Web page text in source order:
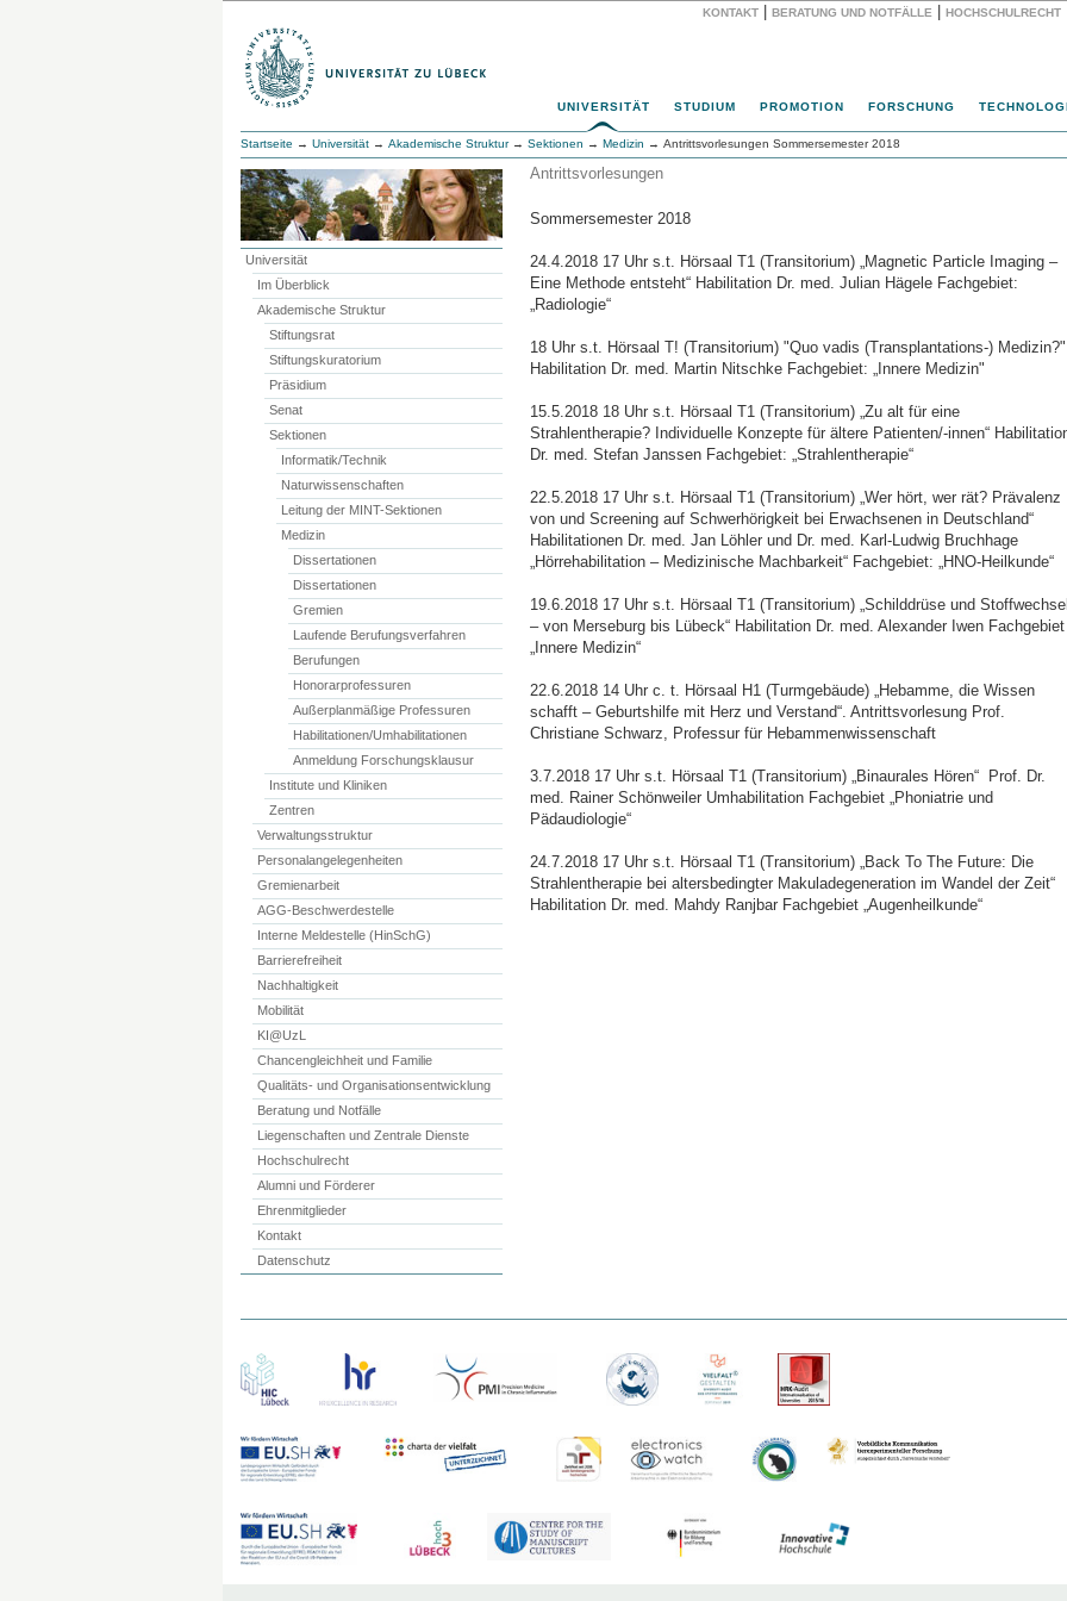
KONTAKT BERATUNG UND NOTFÄLLE HOCHSCHULRECHT
UNIVERSITÄT STUDIUM PROMOTION FORSCHUNG
Startseite → Universität → Akademische Struktur→ Sektionen → Medizin → Antrittsvorlesungen Sommersemester 2018
Universität
Im Überblick
Akademische Struktur
Stiftungsrat
Stiftungskuratorium
Präsidium
Senat
Sektionen
Informatik/Technik
Naturwissenschaften
Leitung der MINT-Sektionen
Medizin
Dissertationen
Dissertationen
Gremien
Laufende Berufungsverfahren
Berufungen
Honorarprofessuren
Außerplanmäßige Professuren
Habilitationen/Umhabilitationen
Anmeldung Forschungsklausur
Institute und Kliniken
Zentren
Verwaltungsstruktur
Personalangelegenheiten
Gremienarbeit
AGG-Beschwerdestelle
Interne Meldestelle (HinSchG)
Barrierefreiheit
Nachhaltigkeit
Mobilität
KI@UzL
Chancengleichheit und Familie
Qualitäts- und Organisationsentwicklung
Beratung und Notfälle
Liegenschaften und Zentrale Dienste
Hochschulrecht
Alumni und Förderer
Ehrenmitglieder
Kontakt
Datenschutz
Antrittsvorlesungen
Sommersemester 2018
24.4.2018 17 Uhr s.t. Hörsaal T1 (Transitorium) „Magnetic Particle Imaging –
Eine Methode entsteht“ Habilitation Dr. med. Julian Hägele Fachgebiet:
„Radiologie“
18 Uhr s.t. Hörsaal T! (Transitorium) "Quo vadis (Transplantations-) Medizin?"
Habilitation Dr. med. Martin Nitschke Fachgebiet: „Innere Medizin"
15.5.2018 18 Uhr s.t. Hörsaal T1 (Transitorium) „Zu alt für eine
Strahlentherapie? Individuelle Konzepte für ältere Patienten/-innen“
Dr. med. Stefan Janssen Fachgebiet: „Strahlentherapie“
22.5.2018 17 Uhr s.t. Hörsaal T1 (Transitorium) „Wer hört, wer rät? Prävalenz
von und Screening auf Schwerhörigkeit bei Erwachsenen in Deutschland“
Habilitationen Dr. med. Jan Löhler und Dr. med. Karl-Ludwig Bruchhage
„Hörrehabilitation – Medizinische Machbarkeit“ Fachgebiet: „HNO-Heilkunde“
19.6.2018 17 Uhr s.t. Hörsaal T1 (Transitorium) „Schilddrüse und
– von Merseburg bis Lübeck“ Habilitation Dr. med. Alexander Iwen Fachgebiet
„Innere Medizin“
22.6.2018 14 Uhr c. t. Hörsaal H1 (Turmgebäude) „Hebamme, die Wissen
schafft – Geburtshilfe mit Herz und Verstand“. Antrittsvorlesung Prof.
Christiane Schwarz, Professur für Hebammenwissenschaft
3.7.2018 17 Uhr s.t. Hörsaal T1 (Transitorium) „Binaurales Hören“ Prof. Dr.
med. Rainer Schönweiler Umhabilitation Fachgebiet „Phoniatrie und
Pädaudiologie“
24.7.2018 17 Uhr s.t. Hörsaal T1 (Transitorium) „Back To The Future: Die
Strahlentherapie bei altersbedingter Makuladegeneration im Wandel der Zeit“
Habilitation Dr. med. Mahdy Ranjbar Fachgebiet „Augenheilkunde“